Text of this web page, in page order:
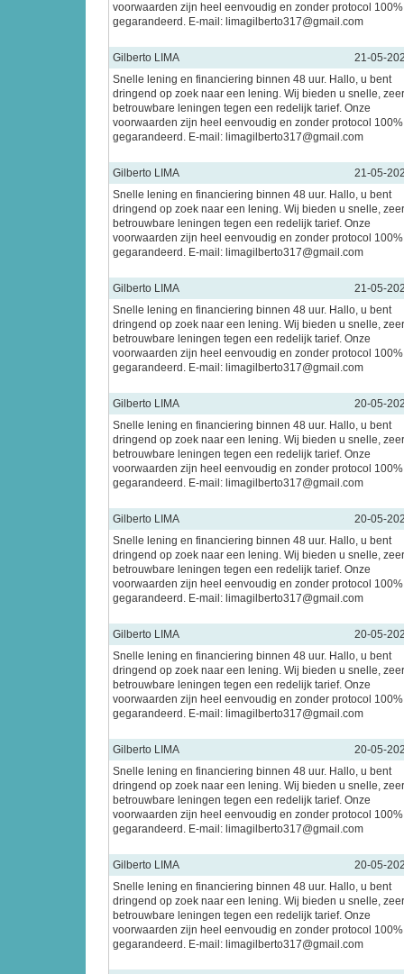
voorwaarden zijn heel eenvoudig en zonder protocol 100%
gegarandeerd. E-mail: limagilberto317@gmail.com
Gilberto LIMA
21-05-
Snelle lening en financiering binnen 48 uur. Hallo, u bent
dringend op zoek naar een lening. Wij bieden u snelle, zeer
betrouwbare leningen tegen een redelijk tarief. Onze
voorwaarden zijn heel eenvoudig en zonder protocol 100%
gegarandeerd. E-mail: limagilberto317@gmail.com
Gilberto LIMA
21-05-
Snelle lening en financiering binnen 48 uur. Hallo, u bent
dringend op zoek naar een lening. Wij bieden u snelle, zeer
betrouwbare leningen tegen een redelijk tarief. Onze
voorwaarden zijn heel eenvoudig en zonder protocol 100%
gegarandeerd. E-mail: limagilberto317@gmail.com
Gilberto LIMA
21-05-
Snelle lening en financiering binnen 48 uur. Hallo, u bent
dringend op zoek naar een lening. Wij bieden u snelle, zeer
betrouwbare leningen tegen een redelijk tarief. Onze
voorwaarden zijn heel eenvoudig en zonder protocol 100%
gegarandeerd. E-mail: limagilberto317@gmail.com
Gilberto LIMA
20-05-
Snelle lening en financiering binnen 48 uur. Hallo, u bent
dringend op zoek naar een lening. Wij bieden u snelle, zeer
betrouwbare leningen tegen een redelijk tarief. Onze
voorwaarden zijn heel eenvoudig en zonder protocol 100%
gegarandeerd. E-mail: limagilberto317@gmail.com
Gilberto LIMA
20-05-
Snelle lening en financiering binnen 48 uur. Hallo, u bent
dringend op zoek naar een lening. Wij bieden u snelle, zeer
betrouwbare leningen tegen een redelijk tarief. Onze
voorwaarden zijn heel eenvoudig en zonder protocol 100%
gegarandeerd. E-mail: limagilberto317@gmail.com
Gilberto LIMA
20-05-
Snelle lening en financiering binnen 48 uur. Hallo, u bent
dringend op zoek naar een lening. Wij bieden u snelle, zeer
betrouwbare leningen tegen een redelijk tarief. Onze
voorwaarden zijn heel eenvoudig en zonder protocol 100%
gegarandeerd. E-mail: limagilberto317@gmail.com
Gilberto LIMA
20-05-
Snelle lening en financiering binnen 48 uur. Hallo, u bent
dringend op zoek naar een lening. Wij bieden u snelle, zeer
betrouwbare leningen tegen een redelijk tarief. Onze
voorwaarden zijn heel eenvoudig en zonder protocol 100%
gegarandeerd. E-mail: limagilberto317@gmail.com
Gilberto LIMA
20-05-
Snelle lening en financiering binnen 48 uur. Hallo, u bent
dringend op zoek naar een lening. Wij bieden u snelle, zeer
betrouwbare leningen tegen een redelijk tarief. Onze
voorwaarden zijn heel eenvoudig en zonder protocol 100%
gegarandeerd. E-mail: limagilberto317@gmail.com